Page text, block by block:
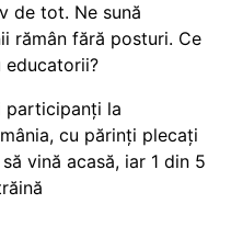
de tot. Ne sună
rămân fără posturi. Ce
educatorii?
participanți la
cu părinți plecați
vină acasă, iar 1 din 5